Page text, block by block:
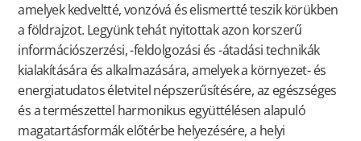
amelyek kedveltté, vonzóvá és elismertté teszik körükben
a földrajzot. Legyünk tehát nyitottak azon korszerű
információszerzési, -feldolgozási és -átadási technikák
kialakítására és alkalmazására, amelyek a környezet- és
energiatudatos életvitel népszerűsítésére, az egészséges
és a természettel harmonikus együttélésen alapuló
magatartásformák előtérbe helyezésére, a helyi